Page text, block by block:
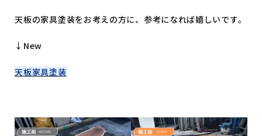
天板の家具塗装をお考えの方に、参考になれば嬉しいです。
↓New
天板家具塗装